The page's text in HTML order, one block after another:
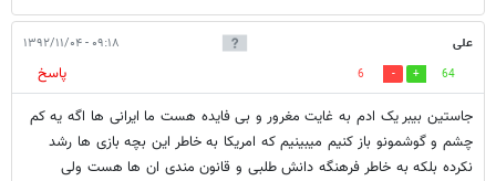
علی ۰۹:۱۸ - ۱۳۹۲/۱۱/۰۴
64
6
پاسخ
جاستین بیبر یک ادم به غایت مغرور و بی فایده هست ما ایرانی ها اگه یه کم
چشم و گوشمونو باز کنیم میبینیم که امریکا به خاطر این بچه بازی ها رشد
نکرده بلکه به خاطر فرهنگه دانش طلبی و قانون مندی ان ها هست ولی